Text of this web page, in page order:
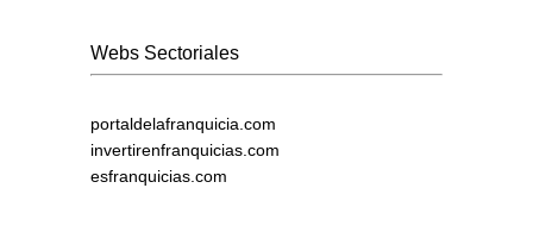
Webs Sectoriales
portaldelafranquicia.com
invertirenfranquicias.com
esfranquicias.com